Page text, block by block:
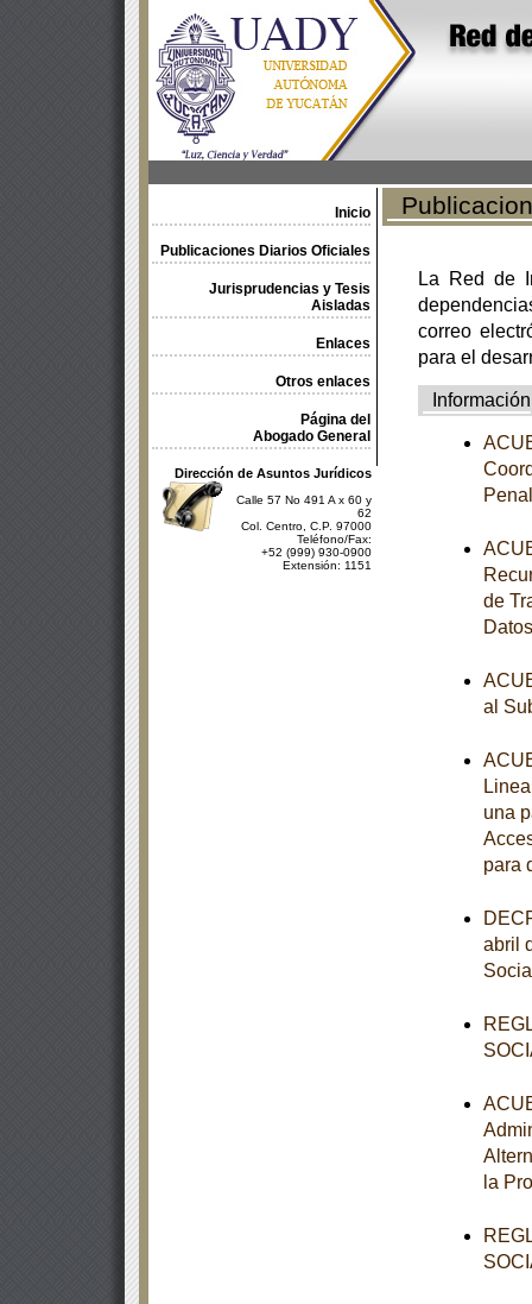
Inicio
Publicaciones Diarios Oficiales
Jurisprudencias y Tesis
Aisladas
Enlaces
Otros enlaces
Página del
Abogado General
Dirección de Asuntos Jurídicos
Calle 57 No 491 A x 60 y
62
Col. Centro, C.P. 97000
Teléfono/Fax:
+52 (999) 930-0900
Extensión: 1151
La Red de
correo
para el
Información
de
al
una
para
abril
la